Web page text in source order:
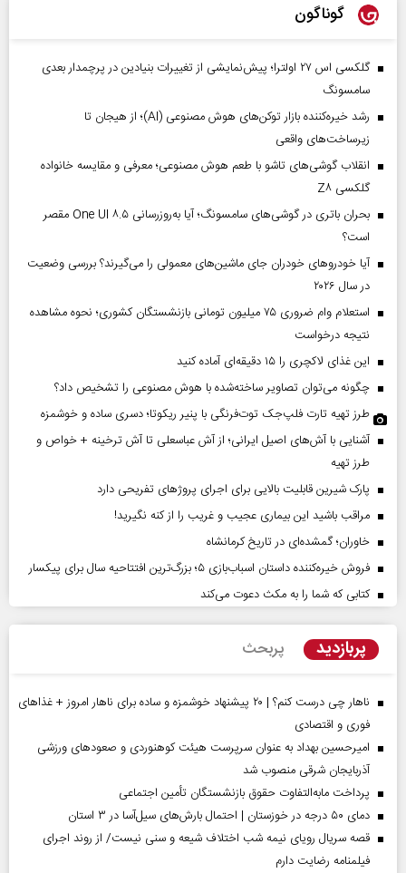
گوناگون
گلکسی اس ۲۷ اولترا؛ پیش‌نمایشی از تغییرات بنیادین در پرچمدار بعدی
سامسونگ
رشد خیره‌کننده بازار توکن‌های هوش مصنوعی (AI)؛ از هیجان تا
زیرساخت‌های واقعی
انقلاب گوشی‌های تاشو‌ با طعم هوش مصنوعی؛ معرفی و مقایسه خانواده
گلکسی Z۸
بحران باتری در گوشی‌های سامسونگ؛ آیا به‌روزرسانی One UI ۸.۵ مقصر
است؟
آیا خودروهای خودران جای ماشین‌های معمولی را می‌گیرند؟ بررسی وضعیت
در سال ۲۰۲۶
استعلام وام ضروری ۷۵ میلیون تومانی بازنشستگان کشوری؛ نحوه مشاهده
نتیجه درخواست
این غذای لاکچری را ۱۵ دقیقه‌ای آماده کنید
چگونه می‌توان تصاویر ساخته‌شده با هوش مصنوعی را تشخیص داد؟
طرز تهیه تارت فلپ‌جک توت‌فرنگی با پنیر ریکوتا؛ دسری ساده و خوشمزه
آشنایی با آش‌های اصیل ایرانی؛ از آش عباسعلی تا آش ترخینه + خواص و
طرز تهیه
پارک شیرین قابلیت‌ بالایی برای اجرای پروژهای تفریحی دارد
مراقب باشید این بیماری عجیب و غریب را از کنه نگیرید!
خاوران؛ گمشده‌ای در تاریخ کرمانشاه
فروش خیره‌کننده داستان اسباب‌بازی ۵؛ بزرگ‌ترین افتتاحیه سال برای پیکسار
کتابی که شما را به مکث دعوت می‌کند
پربازدید پربحث
ناهار چی درست کنم؟ | ۲۰ پیشنهاد خوشمزه و ساده برای ناهار امروز + غذاهای
فوری و اقتصادی
امیرحسین بهداد به عنوان سرپرست هیئت کوهنوردی و صعودهای ورزشی
آذربایجان شرقی منصوب شد
پرداخت مابه‌التفاوت حقوق بازنشستگان تأمین اجتماعی
دمای ۵۰ درجه در خوزستان | احتمال بارش‌های سیل‌آسا در ۳ استان
قصه سریال رویای نیمه شب اختلاف شیعه و سنی نیست/ از روند اجرای
فیلمنامه رضایت دارم